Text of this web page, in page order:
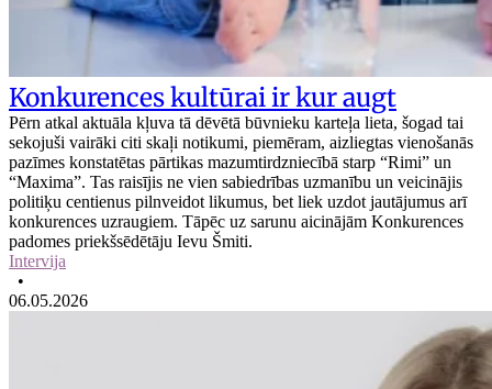
Konkurences kultūrai ir kur augt
Pērn atkal aktuāla kļuva tā dēvētā būvnieku karteļa lieta, šogad tai
sekojuši vairāki citi skaļi notikumi, piemēram, aizliegtas vienošanās
pazīmes konstatētas pārtikas mazumtirdzniecībā starp “Rimi” un
“Maxima”. Tas raisījis ne vien sabiedrības uzmanību un veicinājis
politiķu centienus pilnveidot likumus, bet liek uzdot jautājumus arī
konkurences uzraugiem. Tāpēc uz sarunu aicinājām Konkurences
padomes priekšsēdētāju Ievu Šmiti.
Intervija
•
06.05.2026